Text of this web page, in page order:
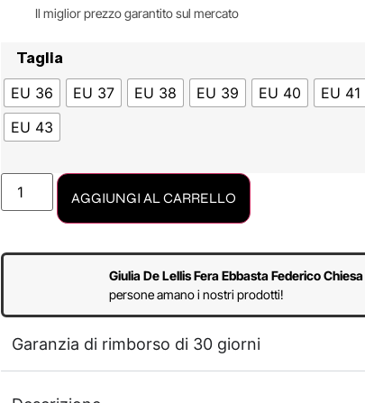
Il miglior prezzo garantito sul mercato
Taglia
EU 36
EU 37 EU 38 EU 39 EU 40 EU 41
EU 43
AGGIUNGI AL CARRELLO
Giulia De Lellis Fera Ebbasta Federico Chiesa
persone amano i nostri prodotti!
Garanzia di rimborso di 30 giorni